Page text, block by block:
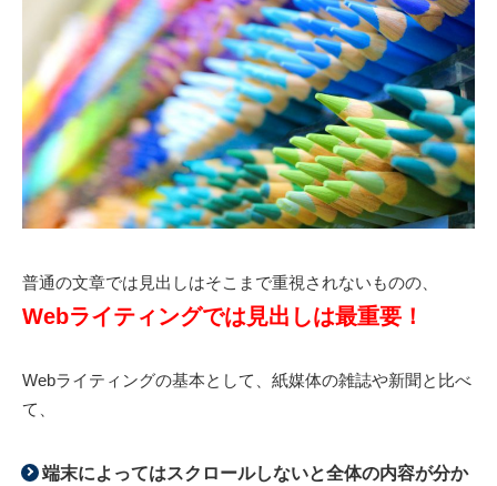
普通の文章では見出しはそこまで重視されないものの、
Webライティングでは見出しは最重要！
Webライティングの基本として、紙媒体の雑誌や新聞と比べ
て、
端末によってはスクロールしないと全体の内容が分か